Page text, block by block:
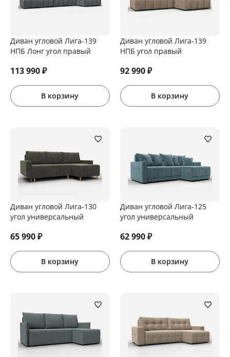
Диван угловой Лига-139
НПБ Лонг угол правый
113 990₽
В корзину
Диван угловой Лига-139
НПБ угол правый
92 990₽
В корзину
Диван угловой Лига-130
угол универсальный
65 990₽
В корзину
Диван угловой Лига-125
угол универсальный
62 990₽
В корзину